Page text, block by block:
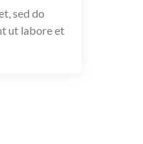
sed do
ut labore et